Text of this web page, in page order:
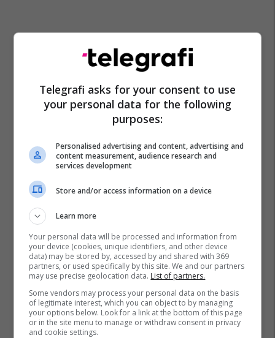
Telegrafi asks for your consent to use
your personal data for the following
purposes:
Personalised advertising and content, advertising and
content measurement, audience research and
services development
Store and/or access information on a device
Learn more
Your personal data will be processed and information from
your device (cookies, unique identifiers, and other device
data) may be stored by, accessed by and shared with 369
partners, or used specifically by this site. We and our partners
may use precise geolocation data. List of partners.
Some vendors may process your personal data on the basis
of legitimate interest, which you can object to by managing
your options below. Look for a link at the bottom of this page
or in the site menu to manage or withdraw consent in privacy
and cookie settings.